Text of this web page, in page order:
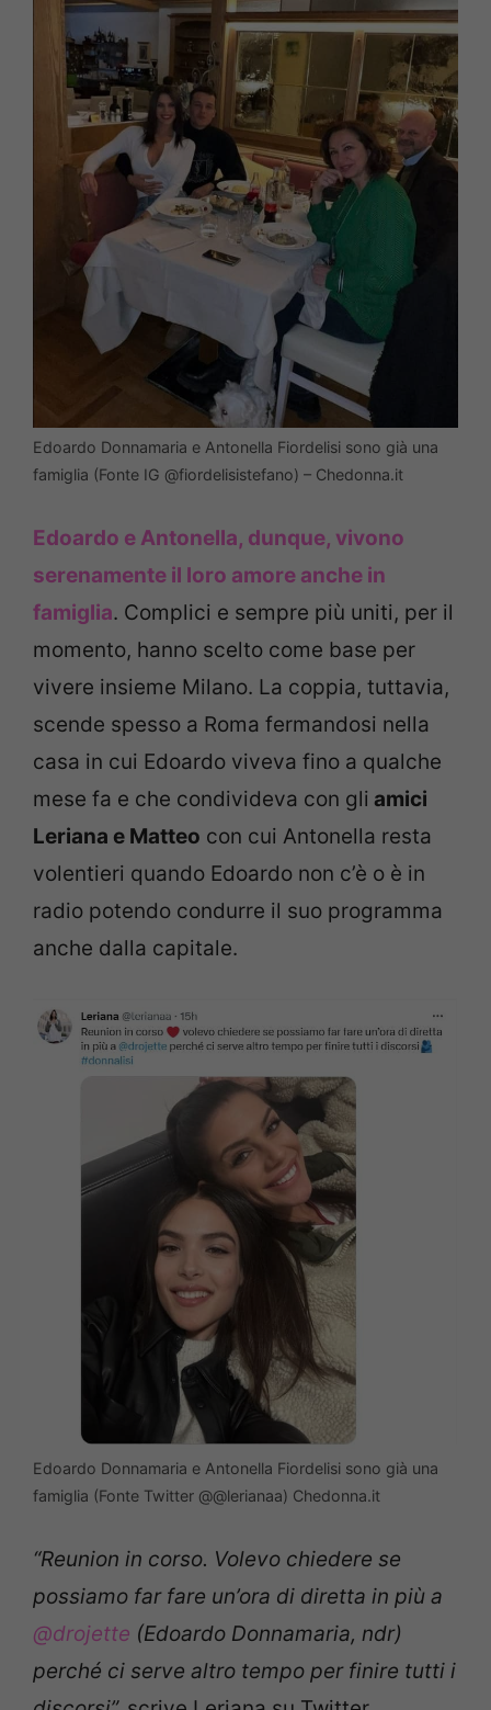
Edoardo Donnamaria e Antonella Fiordelisi sono già una
famiglia (Fonte IG @fiordelisistefano) – Chedonna.it
Edoardo e Antonella, dunque, vivono
serenamente il loro amore anche in
famiglia. Complici e sempre più uniti, per il
momento, hanno scelto come base per
vivere insieme Milano. La coppia, tuttavia,
scende spesso a Roma fermandosi nella
casa in cui Edoardo viveva fino a qualche
mese fa e che condivideva con gli amici
Leriana e Matteo con cui Antonella resta
volentieri quando Edoardo non c’è o è in
radio potendo condurre il suo programma
anche dalla capitale.
Edoardo Donnamaria e Antonella Fiordelisi sono già una
famiglia (Fonte Twitter @@lerianaa) Chedonna.it
“Reunion in corso. Volevo chiedere se
possiamo far fare un’ora di diretta in più a
@drojette (Edoardo Donnamaria, ndr)
perché ci serve altro tempo per finire tutti i